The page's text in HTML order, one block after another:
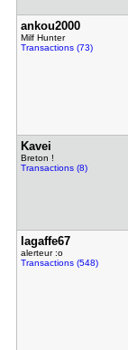
ankou2000
Milf Hunter
Transactions (73)
Kavei
Breton !
Transactions (8)
lagaffe67
alerteur :o
Transactions (548)